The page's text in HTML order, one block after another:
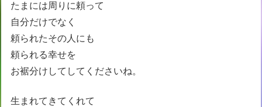
たまには周りに頼って
自分だけでなく
頼られたその人にも
頼られる幸せを
お裾分けしてしてくださいね。
生まれてきてくれて